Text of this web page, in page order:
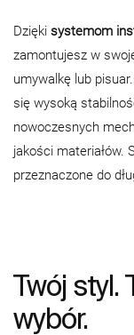
Dzięki systemom
zamontujesz w
umywalkę lub
się wysoką
nowoczesnych
jakości materiałów.
przeznaczone do
Twój styl.
wybór.